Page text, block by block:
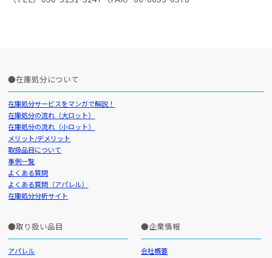
在庫処分について
在庫処分サービスをマンガで解説！
在庫処分の流れ（大ロット）
在庫処分の流れ（小ロット）
メリット/デメリット
取扱品目について
事例一覧
よくある質問
よくある質問（アパレル）
在庫処分分析サイト
取り扱い品目
アパレル
企業情報
会社概要